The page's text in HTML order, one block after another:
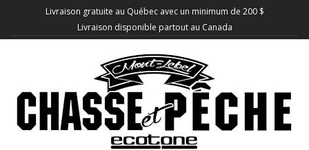
Livraison gratuite au Québec avec un minimum de 200 $
Livraison disponible partout au Canada